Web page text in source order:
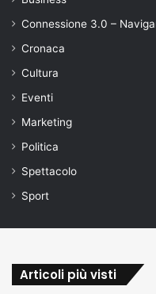
Connessione 3.0 –
Cronaca
Cultura
Eventi
Marketing
Politica
Spettacolo
Sport
Articoli più visti